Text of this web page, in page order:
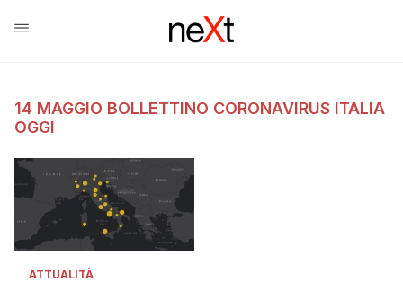
14 MAGGIO BOLLETTINO CORONAVIRUS ITALIA
OGGI
ATTUALITÀ